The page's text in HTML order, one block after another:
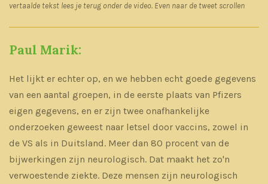
vertaalde tekst lees je terug onder de video. Even naar de tweet scrollen
Paul Marik:
Het lijkt er echter op, en we hebben echt goede gegevens
van een aantal groepen, in de eerste plaats van Pfizers
eigen gegevens, en er zijn twee onafhankelijke
onderzoeken geweest naar letsel door vaccins, zowel in
de VS als in Duitsland. Meer dan 80 procent van de
bijwerkingen zijn neurologisch. Dat maakt het zo'n
verwoestende ziekte. Deze mensen zijn neurologisch